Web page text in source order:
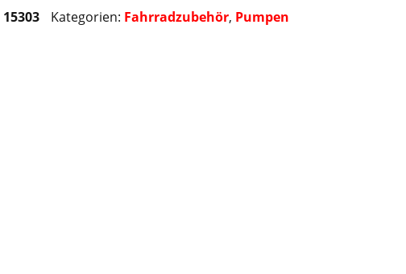
15303 Kategorien: Fahrradzubehör, Pumpen